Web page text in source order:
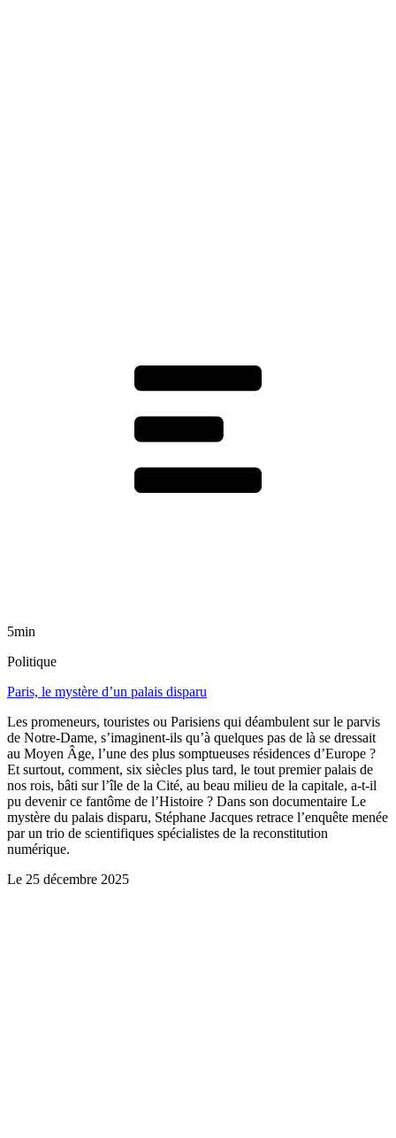
5min
Politique
Paris, le mystère d’un palais disparu
Les promeneurs, touristes ou Parisiens qui déambulent sur le parvis
de Notre-Dame, s’imaginent-ils qu’à quelques pas de là se dressait
au Moyen Âge, l’une des plus somptueuses résidences d’Europe ?
Et surtout, comment, six siècles plus tard, le tout premier palais de
nos rois, bâti sur l’île de la Cité, au beau milieu de la capitale, a-t-il
pu devenir ce fantôme de l’Histoire ? Dans son documentaire Le
mystère du palais disparu, Stéphane Jacques retrace l’enquête menée
par un trio de scientifiques spécialistes de la reconstitution
numérique.
Le 25 décembre 2025